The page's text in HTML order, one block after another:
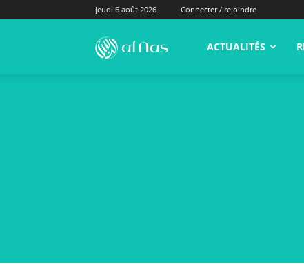
jeudi 6 août 2026 Connecter / rejoindre
alNas.fr ACTUALITÉS